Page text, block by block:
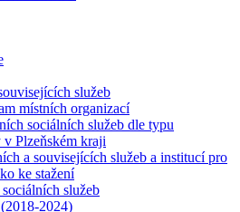
služeb
místních organizací
sociálních služeb dle typu
Plzeňském kraji
a souvisejících služeb a institucí pro
ke stažení
služeb
2024)